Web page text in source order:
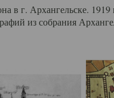
в г. Архангельске.
из собрания